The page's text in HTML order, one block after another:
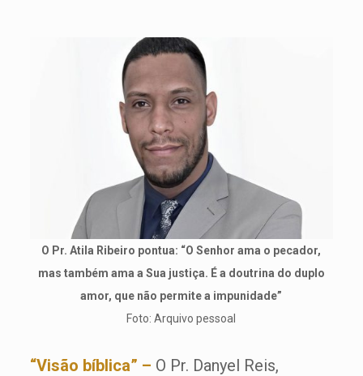
O Pr. Atila Ribeiro pontua: “O Senhor ama o pecador,
mas também ama a Sua justiça. É a doutrina do duplo
amor, que não permite a impunidade”
Foto: Arquivo pessoal
“Visão bíblica” – O Pr. Danyel Reis,